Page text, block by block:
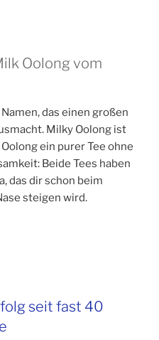
Oolong vom
das einen großen
Milky Oolong ist
ein purer Tee ohne
Beide Tees haben
das dir schon beim
steigen wird.
seit fast 40